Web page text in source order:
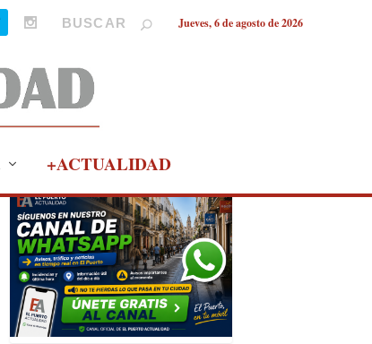
Jueves, 6 de agosto de 2026
+ACTUALIDAD
PUBLICIDAD